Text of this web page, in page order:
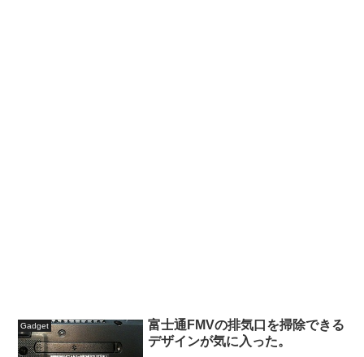
Gadget
富士通FMVの排気口を掃除できる
デザインが気に入った。